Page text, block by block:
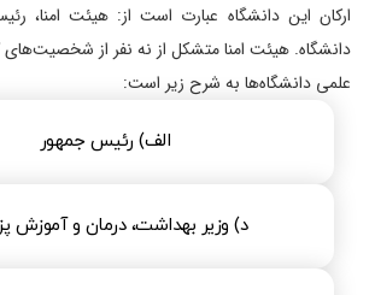
ارکان این دانشگاه عبارت است از: هیئت امنا،
دانشگاه. هیئت امنا متشکل از نه نفر از
علمی دانشگاه‌ها به شرح زیر است:
الف) رئیس جمهور
د) وزیر بهداشت، درمان و آموزش